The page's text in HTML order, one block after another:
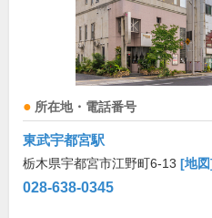
所在地・電話番号
東武宇都宮駅
栃木県宇都宮市江野町6-13 [地
028-638-0345